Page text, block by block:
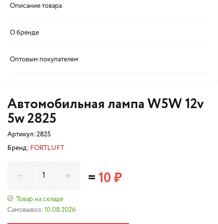
Описание товара
О бренде
Оптовым покупателям
Автомобильная лампа W5W 12v
5w 2825
Артикул: 2825
Бренд: FORTLUFT
Товар на складе
Самовывоз: 10.08.2026
=10 ₽